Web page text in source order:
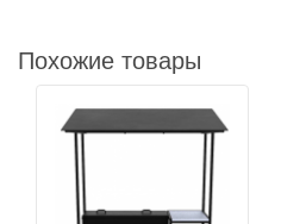
Похожие товары